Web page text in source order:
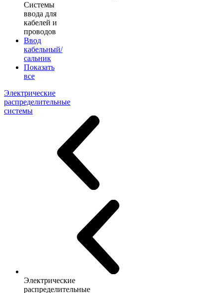
Системы
ввода для
кабелей и
проводов
Ввод
кабельный/
сальник
Показать
все
Электрические
распределительные
системы
Электрические
распределительные